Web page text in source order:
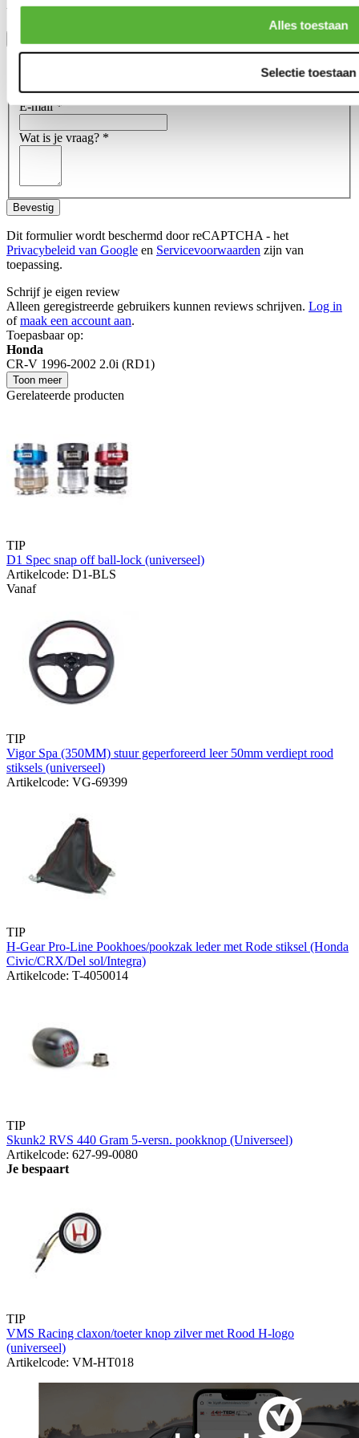
Alles toestaan
Selectie toestaan
the high grade of the Pro-Line products.
Stel een vraag over dit product
E-mail*
Wat is je vraag? *
Bevestig
Dit formulier wordt beschermd door reCAPTCHA - het
Privacybeleid van Google en Servicevoorwaarden zijn van
toepassing.
Schrijf je eigen review
Alleen geregistreerde gebruikers kunnen reviews schrijven. Log in
ofmaak een account aan.
Toepasbaar op:
Honda
CR-V 1996-2002 2.0i (RD1)
Toon meer
Gerelateerde producten
TIP
D1 Spec snap off ball-lock (universeel)
Artikelcode: D1-BLS
Vanaf
TIP
Vigor Spa (350MM) stuur geperforeerd leer 50mm verdiept rood
stiksels (universeel)
Artikelcode: VG-69399
TIP
H-Gear Pro-Line Pookhoes/pookzak leder met Rode stiksel (Honda
Civic/CRX/Del sol/Integra)
Artikelcode: T-4050014
TIP
Skunk2 RVS 440 Gram 5-versn. pookknop (Universeel)
Artikelcode: 627-99-0080
Je bespaart
TIP
VMS Racing claxon/toeter knop zilver met Rood H-logo
(universeel)
Artikelcode: VM-HT018